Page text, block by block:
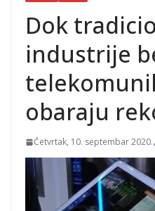
Dok
industrije
obaraju
Četvrtak, 10. septembar 2020.